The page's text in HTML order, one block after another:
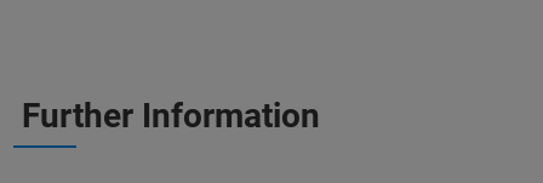
Further Information